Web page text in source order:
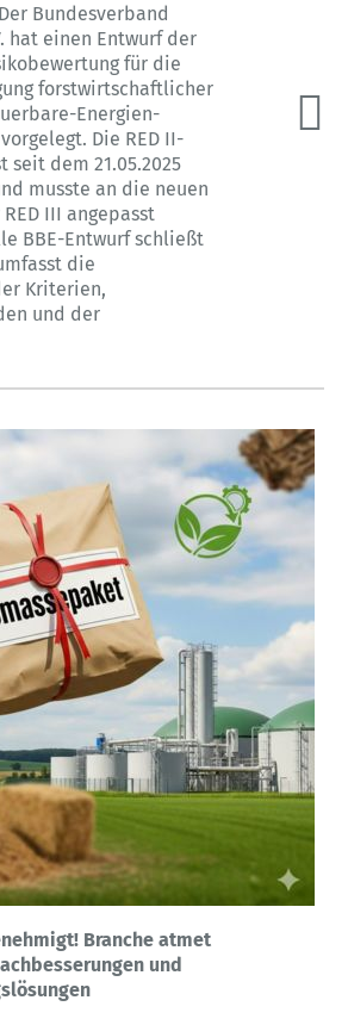
Bundesverband
hat einen Entwurf der
für die
forstwirtschaftlicher
Energien-
Die RED II-
seit dem 21.05.2025
musste an die neuen
III angepasst
BBE-Entwurf schließt
die
Kriterien,
und der
Branche atmet
und